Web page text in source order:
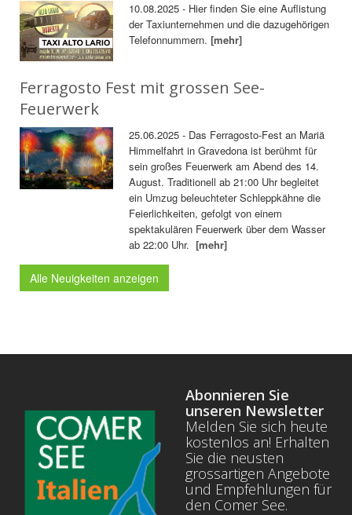
10.08.2025 - Hier finden Sie eine Auflistung
der Taxiunternehmen und die dazugehörigen
Telefonnummern.[mehr]
Ferragosto Fest mit grossen See-
Feuerwerk
25.06.2025 - Das Ferragosto-Fest an Mariä
Himmelfahrt in Gravedona ist berühmt für
sein großes Feuerwerk am Abend des 14.
August. Traditionell ab 21:00 Uhr begleitet
ein Umzug beleuchteter Schleppkähne die
Feierlichkeiten, gefolgt von einem
spektakulären Feuerwerk über dem Wasser
ab 22:00 Uhr.[mehr]
Alle Neuigkeiten anzeigen
Abonnieren Sie
unseren Newsletter
Melden Sie sich heute
kostenlos an! Erhalten
Sie die neusten
grossartigen Angebote
und Empfehlungen für
den Comer See.